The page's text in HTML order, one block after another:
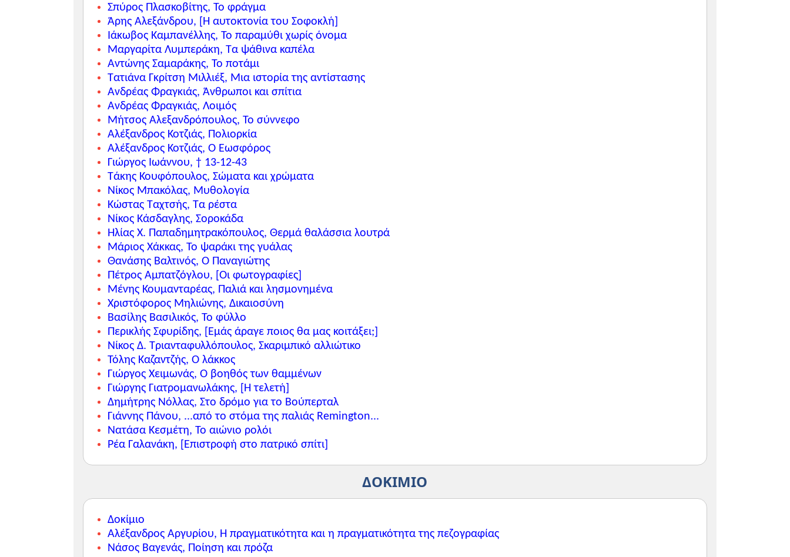
Σπύρος Πλασκοβίτης, Το φράγμα
Άρης Αλεξάνδρου, [Η αυτοκτονία του Σοφοκλή]
Ιάκωβος Καμπανέλλης, Το παραμύθι χωρίς όνομα
Μαργαρίτα Λυμπεράκη, Τα ψάθινα καπέλα
Αντώνης Σαμαράκης, Το ποτάμι
Τατιάνα Γκρίτση Μιλλιέξ, Μια ιστορία της αντίστασης
Ανδρέας Φραγκιάς, Άνθρωποι και σπίτια
Ανδρέας Φραγκιάς, Λοιμός
Μήτσος Αλεξανδρόπουλος, Το σύννεφο
Αλέξανδρος Κοτζιάς, Πολιορκία
Αλέξανδρος Κοτζιάς, Ο Εωσφόρος
Γιώργος Ιωάννου, † 13-12-43
Τάκης Κουφόπουλος, Σώματα και χρώματα
Νίκος Μπακόλας, Μυθολογία
Κώστας Ταχτσής, Τα ρέστα
Νίκος Κάσδαγλης, Σοροκάδα
Ηλίας Χ. Παπαδημητρακόπουλος, Θερμά θαλάσσια λουτρά
Μάριος Χάκκας, Το ψαράκι της γυάλας
Θανάσης Βαλτινός, Ο Παναγιώτης
Πέτρος Αμπατζόγλου, [Οι φωτογραφίες]
Μένης Κουμανταρέας, Παλιά και λησμονημένα
Χριστόφορος Μηλιώνης, Δικαιοσύνη
Βασίλης Βασιλικός, Το φύλλο
Περικλής Σφυρίδης, [Εμάς άραγε ποιος θα μας κοιτάξει;]
Νίκος Δ. Τριανταφυλλόπουλος, Σκαριμπικό αλλιώτικο
Τόλης Καζαντζής, Ο λάκκος
Γιώργος Χειμωνάς, Ο βοηθός των θαμμένων
Γιώργης Γιατρομανωλάκης, [Η τελετή]
Δημήτρης Νόλλας, Στο δρόμο για το Βούπερταλ
Γιάννης Πάνου, ...από το στόμα της παλιάς Remington...
Νατάσα Κεσμέτη, Το αιώνιο ρολόι
Ρέα Γαλανάκη, [Επιστροφή στο πατρικό σπίτι]
ΔΟΚΙΜΙΟ
Δοκίμιο
Αλέξανδρος Αργυρίου, Η πραγματικότητα και η πραγματικότητα της πεζογραφίας
Νάσος Βαγενάς, Ποίηση και πρόζα